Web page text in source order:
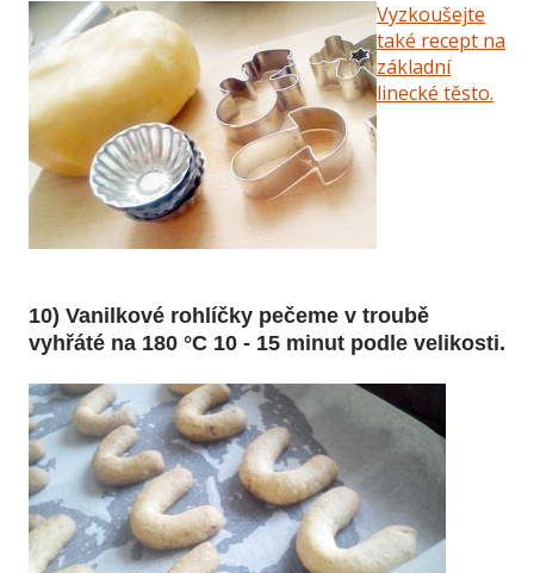
Vyzkoušejte
také recept na
základní
linecké těsto.
10) Vanilkové rohlíčky pečeme v troubě
vyhřáté na 180 °C 10 - 15 minut podle velikosti.